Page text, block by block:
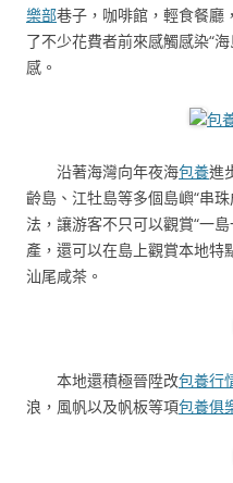
樂部巷子，咖啡館，輕食餐廳
了不少花費者前來感觸感染“海
感。
包
沿著海灣向年夜海包養進
齡島、江牡島等多個島嶼“串
法，讓游客不只可以觀賞“一
產，還可以在島上觀賞本地特
汕尾咸茶。
本地還積極晉陞改包養行
浪，風帆以及帆板等項包養俱